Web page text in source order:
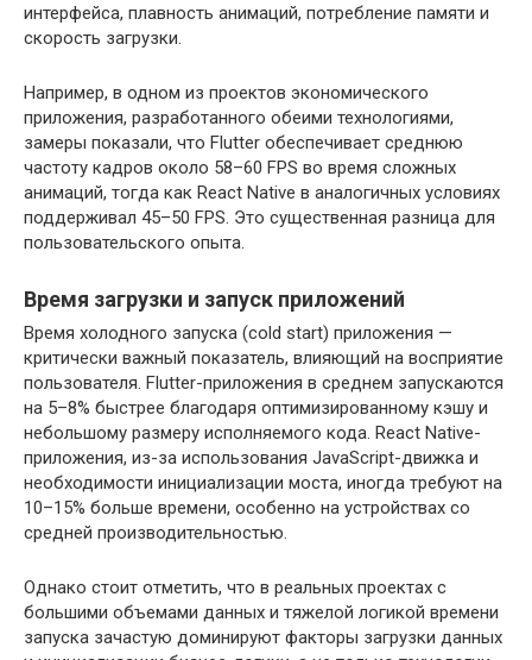
интерфейса, плавность анимаций, потребление памяти и
скорость загрузки.
Например, в одном из проектов экономического
приложения, разработанного обеими технологиями,
замеры показали, что Flutter обеспечивает среднюю
частоту кадров около 58–60 FPS во время сложных
анимаций, тогда как React Native в аналогичных условиях
поддерживал 45–50 FPS. Это существенная разница для
пользовательского опыта.
Время загрузки и запуск приложений
Время холодного запуска (cold start) приложения —
критически важный показатель, влияющий на восприятие
пользователя. Flutter-приложения в среднем запускаются
на 5–8% быстрее благодаря оптимизированному кэшу и
небольшому размеру исполняемого кода. React Native-
приложения, из-за использования JavaScript-движка и
необходимости инициализации моста, иногда требуют на
10–15% больше времени, особенно на устройствах со
средней производительностью.
Однако стоит отметить, что в реальных проектах с
большими объемами данных и тяжелой логикой времени
запуска зачастую доминируют факторы загрузки данных